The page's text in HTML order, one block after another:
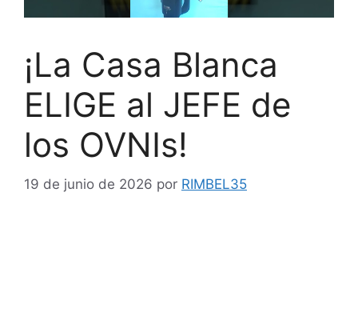
¡La Casa Blanca
ELIGE al JEFE de
los OVNIs!
19 de junio de 2026 por RIMBEL35